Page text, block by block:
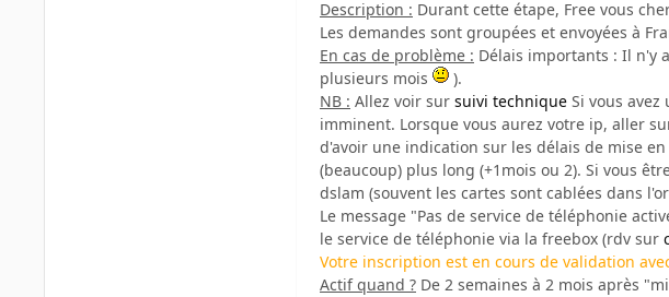
Description : Durant cette étape, Free vous
Les demandes sont groupées et envoyées à
En cas de problème : Délais importants : Il n'y
plusieurs mois
).
NB : Allez voir sur suivi technique Si vous
imminent. Lorsque vous aurez votre ip, aller
d'avoir une indication sur les délais de mise
(beaucoup) plus long (+1mois ou 2). Si vous
dslam (souvent les cartes sont cablées dans
Le message "Pas de service de téléphonie
le service de téléphonie via la freebox (rdv sur
Votre inscription est en cours de validation
Actif quand ? De 2 semaines à 2 mois après